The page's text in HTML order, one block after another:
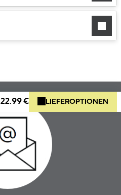
22.99 € LIEFEROPTIONEN